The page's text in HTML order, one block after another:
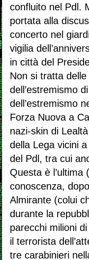
confluito nel Pdl.
portata alla
concerto nel
vigilia
in città del
Non si tratta
dell’estremismo
dell’estremismo
Forza Nuova a
nazi-skin di
della Lega vicini
del Pdl, tra cui
Questa è
conoscenza,
Almirante (colui
durante la
parecchi milioni
il terrorista
tre carabinieri